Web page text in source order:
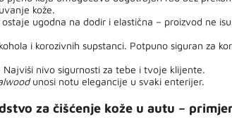
kože.
ostaje ugodna na dodir i elastična – proizvod ne
i korozivnih supstanci. Potpuno siguran za
Najviši nivo sigurnosti za tebe i tvoje klijente.
unosi notu elegancije u svaki enterijer.
za čišćenje kože u autu –